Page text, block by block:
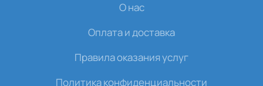
О нас
Оплата и доставка
Правила оказания услуг
Политика конфиденциальности